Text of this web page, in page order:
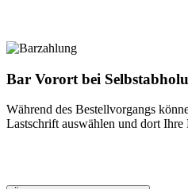
Bar Vorort bei
Während des Bestellvorgangs
Lastschrift auswählen und dort Ihre